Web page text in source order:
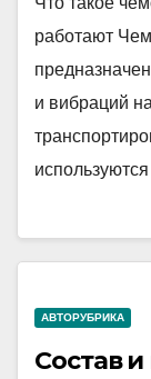
работают
и вибраций
АВТОРУБРИКА
Состав